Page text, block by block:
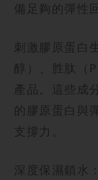
備足夠的彈性
刺激膠原蛋白
醇）、胜肽（
產品。這些成
的膠原蛋白與
支撐力。
深度保濕鎖水